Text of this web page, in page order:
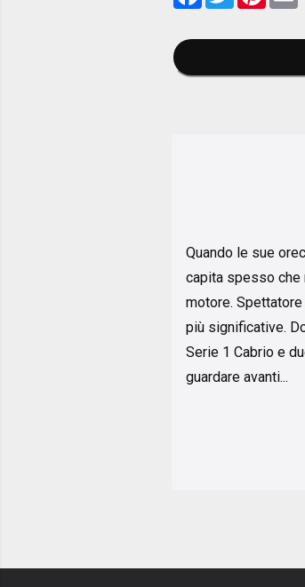
Quando le sue
capita spesso che
motore.
più significative.
Serie 1 Cabrio e
guardare avanti...